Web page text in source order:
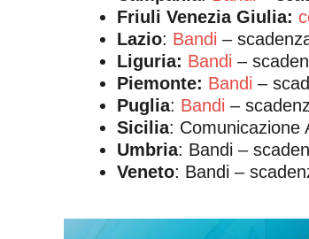
Friuli Venezia Giulia:
Lazio: Bandi –
Liguria: Bandi –
Piemonte: Bandi –
Puglia: Bandi –
Sicilia: Comunicazione
Umbria: Bandi –
Veneto: Bandi –